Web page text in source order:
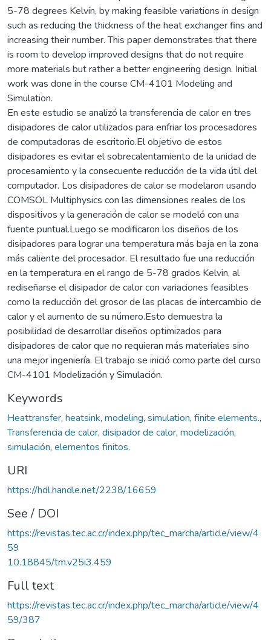
5-78 degrees Kelvin, by making feasible variations in design
such as reducing the thickness of the heat exchanger fins and
increasing their number. This paper demonstrates that there
is room to develop improved designs that do not require
more materials but rather a better engineering design. Initial
work was done in the course CM-4101 Modeling and
Simulation.
En este estudio se analizó la transferencia de calor en tres
disipadores de calor utilizados para enfriar los procesadores
de computadoras de escritorio.El objetivo de estos
disipadores es evitar el sobrecalentamiento de la unidad de
procesamiento y la consecuente reducción de la vida útil del
computador. Los disipadores de calor se modelaron usando
COMSOL Multiphysics con las dimensiones reales de los
dispositivos y la generación de calor se modeló con una
fuente puntual.Luego se modificaron los diseños de los
disipadores para lograr una temperatura más baja en la zona
más caliente del procesador. El resultado fue una reducción
en la temperatura en el rango de 5-78 grados Kelvin, al
rediseñarse el disipador de calor con variaciones feasibles
como la reducción del grosor de las placas de intercambio de
calor y el aumento de su número.Esto demuestra la
posibilidad de desarrollar diseños optimizados para
disipadores de calor que no requieran más materiales sino
una mejor ingeniería. El trabajo se inició como parte del curso
CM-4101 Modelización y Simulación.
Keywords
Heattransfer, heatsink, modeling, simulation, finite elements.,
Transferencia de calor, disipador de calor, modelización,
simulación, elementos finitos.
URI
https://hdl.handle.net/2238/16659
See / DOI
https://revistas.tec.ac.cr/index.php/tec_marcha/article/view/4
59
10.18845/tm.v25i3.459
Full text
https://revistas.tec.ac.cr/index.php/tec_marcha/article/view/4
59/387